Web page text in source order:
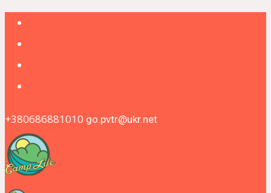
+380686881010 go.pvtr@ukr.net